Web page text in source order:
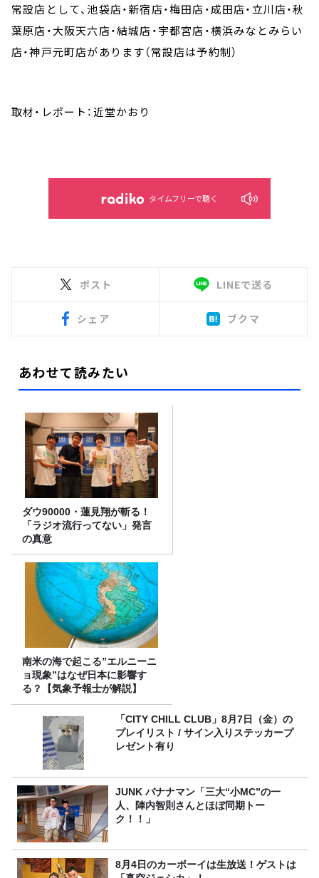
常設店として、池袋店・新宿店・梅田店・成田店・立川店・秋
葉原店・大阪天六店・結城店・宇都宮店・横浜みなとみらい
店・神戸元町店があります（常設店は予約制）
取材・レポート：近堂かおり
タイムフリーで聴く
ポスト LINEで送る
シェア ブクマ
あわせて読みたい
ダウ90000・蓮見翔が斬る！
「ラジオ流行ってない」発言
の真意
南米の海で起こる”エルニーニ
ョ現象”はなぜ日本に影響す
る？【気象予報士が解説】
「CITY CHILL CLUB」8月7日（金）の
プレイリスト / サイン入りステッカープ
レゼント有り
JUNK バナナマン「三大“小MC”の一
人、陣内智則さんとほぼ同期トー
ク！！」
8月4日のカーボーイは生放送！ゲストは